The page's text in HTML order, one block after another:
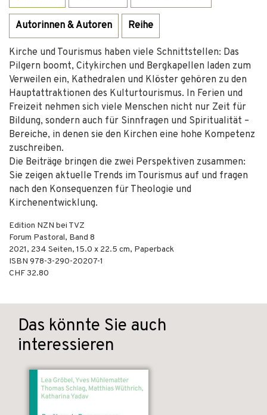
Autorinnen & Autoren Reihe
Kirche und Tourismus haben viele Schnittstellen: Das
Pilgern boomt, Citykirchen und Bergkapellen laden zum
Verweilen ein, Kathedralen und Klöster gehören zu den
Hauptattraktionen des Kulturtourismus. In Ferien und
Freizeit nehmen sich viele Menschen nicht nur Zeit für
Bildung, sondern auch für Sinnfragen und Spiritualität –
Bereiche, in denen sie den Kirchen eine hohe Kompetenz
zuschreiben.
Die Beiträge bringen die zwei Perspektiven zusammen:
Sie zeigen aktuelle Trends im Tourismus auf und fragen
nach den Konsequenzen für Theologie und
Kirchenentwicklung.
Edition NZN bei TVZ
Forum Pastoral, Band 8
2021, 234 Seiten, 15.0 x 22.5 cm, Paperback
ISBN 978-3-290-20207-1
CHF 32.80
Das könnte Sie auch
interessieren